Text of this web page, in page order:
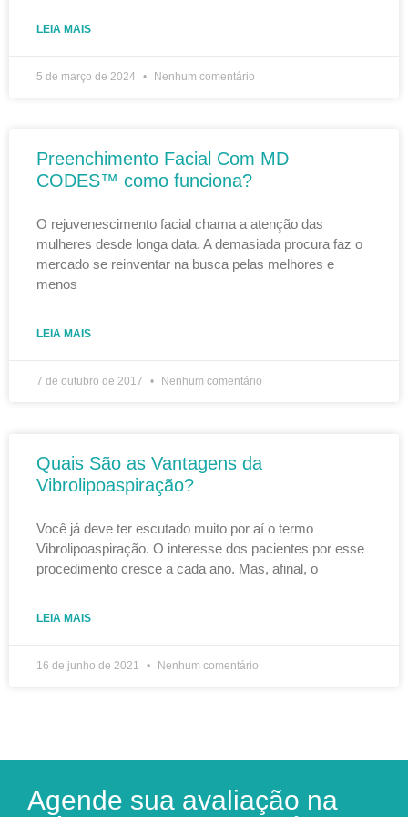
LEIA MAIS
5 de março de 2024 Nenhum comentário
Preenchimento Facial Com MD
CODES™ como funciona?
O rejuvenescimento facial chama a atenção das
mulheres desde longa data. A demasiada procura faz o
mercado se reinventar na busca pelas melhores e
menos
LEIA MAIS
7 de outubro de 2017 Nenhum comentário
Quais São as Vantagens da
Vibrolipoaspiração?
Você já deve ter escutado muito por aí o termo
Vibrolipoaspiração. O interesse dos pacientes por esse
procedimento cresce a cada ano. Mas, afinal, o
LEIA MAIS
16 de junho de 2021 Nenhum comentário
Agende sua avaliação na